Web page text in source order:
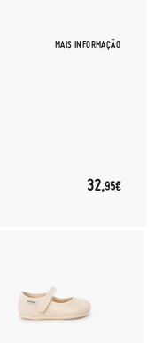
MAIS INFORMAÇÃO
32,95€